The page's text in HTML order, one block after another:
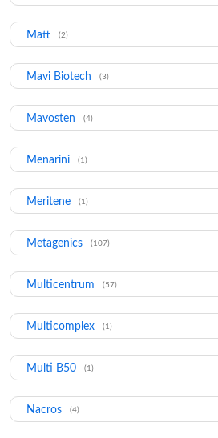
Matt (2)
Mavi Biotech (3)
Mavosten (4)
Menarini (1)
Meritene (1)
Metagenics (107)
Multicentrum (57)
Multicomplex (1)
Multi B50 (1)
Nacros (4)